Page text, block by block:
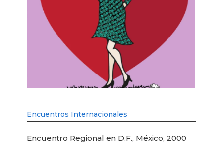
Encuentros Internacionales
Encuentro Regional en D.F., México, 2000